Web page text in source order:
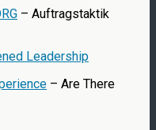
– Auftragstaktik
Leadership
– Are There